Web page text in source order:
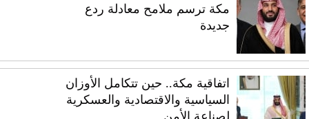
مكة ترسم ملامح معادلة ردع
جديدة
اتفاقية مكة.. حين تتكامل الأوزان
السياسية والاقتصادية والعسكرية
لصناعة الأمن